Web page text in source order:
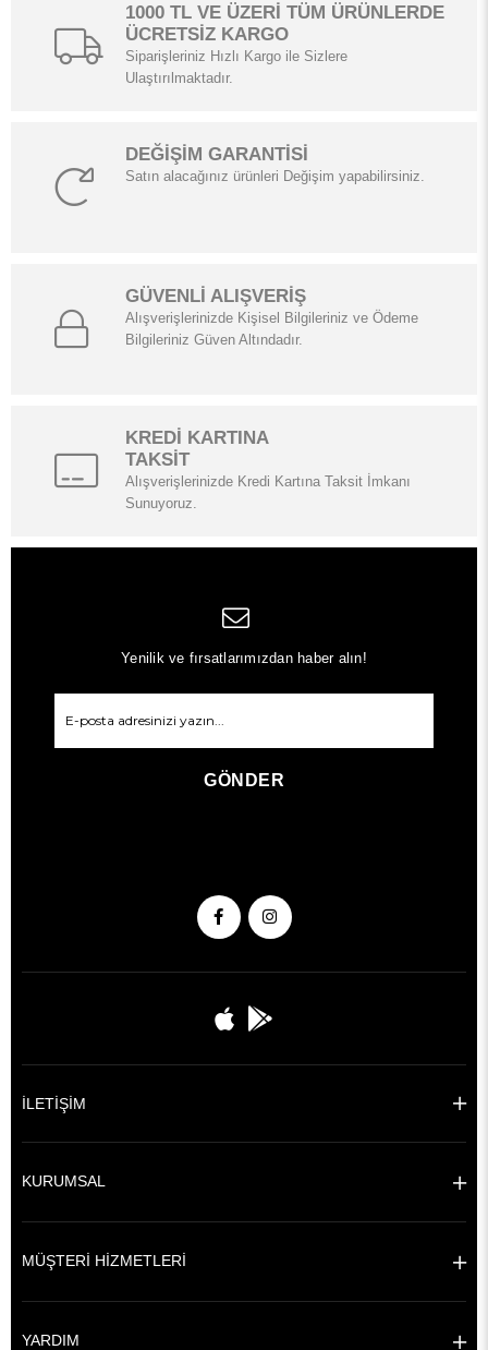
1000 TL VE ÜZERİ TÜM ÜRÜNLERDE
ÜCRETSİZ KARGO
Siparişleriniz Hızlı Kargo ile Sizlere
Ulaştırılmaktadır.
DEĞİŞİM GARANTİSİ
Satın alacağınız ürünleri Değişim yapabilirsiniz.
GÜVENLİ ALIŞVERİŞ
Alışverişlerinizde Kişisel Bilgileriniz ve Ödeme
Bilgileriniz Güven Altındadır.
KREDİ KARTINA
TAKSİT
Alışverişlerinizde Kredi Kartına Taksit İmkanı
Sunuyoruz.
Yenilik ve fırsatlarımızdan haber alın!
GÖNDER
İLETİŞİM
KURUMSAL
MÜŞTERİ HİZMETLERİ
YARDIM